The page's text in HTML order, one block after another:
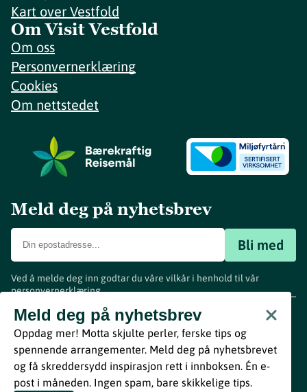
Kart over Vestfold
Om Visit Vestfold
Om oss
Personvernerklæring
Cookies
Om nettstedet
Meld deg på nyhetsbrev
Bli med
Ved å melde deg inn godtar du våre vilkår i henhold til vår
personvernerklæring.
Meld deg på nyhetsbrev
Oppdag mer! Motta skjulte perler, ferske tips og
spennende arrangementer. Meld deg på nyhetsbrevet
og få skreddersydd inspirasjon rett i innboksen. Én e-
post i måneden. Ingen spam, bare skikkelige tips.
www.visitvestfold.com
Turistinformasjon
Vestfold Fylkeskommune
ByBreakfast